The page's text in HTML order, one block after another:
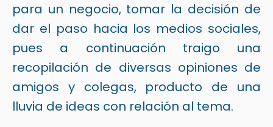
para un negocio, tomar la decisión de
dar el paso hacia los medios sociales,
pues a continuación traigo una
recopilación de diversas opiniones de
amigos y colegas, producto de una
lluvia de ideas con relación al tema.